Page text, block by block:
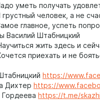
уметь получать
грустный человек, а не
главное, успеть
Василий Штабницкий
жить здесь и
приехать и не
https://
Дихтер https://
Гордеева https://t.me/